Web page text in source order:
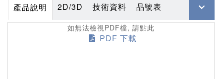
產品說明 2D/3D 技術資料 品號表
如無法檢視PDF檔, 請點此
PDF 下載